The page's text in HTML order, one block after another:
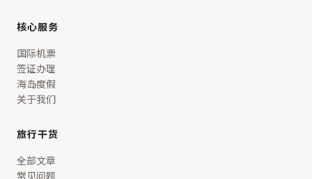
核心服务
国际机票
签证办理
海岛度假
关于我们
旅行干货
全部文章
常见问题